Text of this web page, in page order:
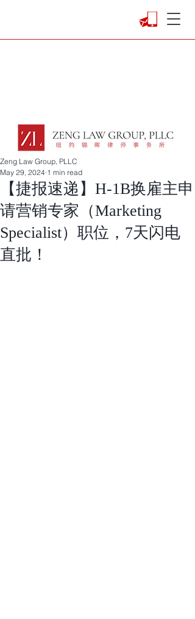
【捷报速递】H-1B换雇主申
请营销专家（Marketing
Specialist）职位，7天闪电
直批！
Zeng Law Group, PLLC
May 29, 2024 1 min read